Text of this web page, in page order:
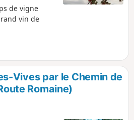
forte chaleur
d'ombre.
de vigne
vin de
Vives par le Chemin de
Romaine)